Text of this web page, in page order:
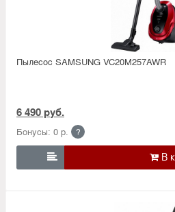
Пылесос SAMSUNG VC20M257AWR
6 490 руб.
Бонусы: 0 р. ?
